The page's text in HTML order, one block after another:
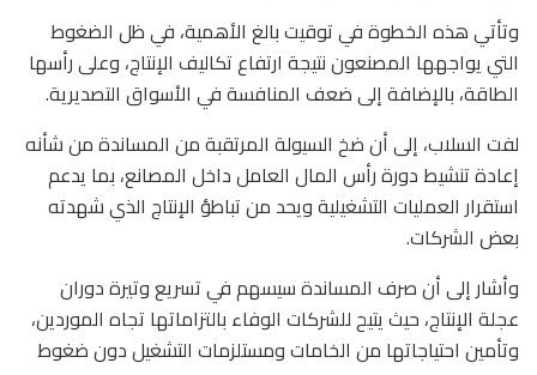
وتأتي هذه الخطوة في توقيت بالغ الأهمية، في ظل الضغوط
التي يواجهها المصنعون نتيجة ارتفاع تكاليف الإنتاج، وعلى رأسها
الطاقة، بالإضافة إلى ضعف المنافسة في الأسواق التصديرية.
لفت السلاب، إلى أن ضخ السيولة المرتقبة من المساندة من شأنه
إعادة تنشيط دورة رأس المال العامل داخل المصانع، بما يدعم
استقرار العمليات التشغيلية ويحد من تباطؤ الإنتاج الذي شهدته
بعض الشركات.
وأشار إلى أن صرف المساندة سيسهم في تسريع وتيرة دوران
عجلة الإنتاج، حيث يتيح للشركات الوفاء بالتزاماتها تجاه الموردين،
وتأمين احتياجاتها من الخامات ومستلزمات التشغيل دون ضغوط